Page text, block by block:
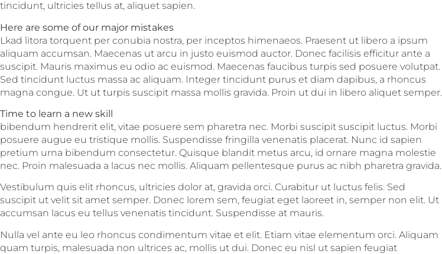
tincidunt, ultricies tellus at, aliquet sapien.
Here are some of our major mistakes
Lkad litora torquent per conubia nostra, per inceptos himenaeos. Praesent ut libero a ipsum
aliquam accumsan. Maecenas ut arcu in justo euismod auctor. Donec facilisis efficitur ante a
suscipit. Mauris maximus eu odio ac euismod. Maecenas faucibus turpis sed posuere volutpat.
Sed tincidunt luctus massa ac aliquam. Integer tincidunt purus et diam dapibus, a rhoncus
magna congue. Ut ut turpis suscipit massa mollis gravida. Proin ut dui in libero aliquet semper.
Time to learn a new skill
bibendum hendrerit elit, vitae posuere sem pharetra nec. Morbi suscipit suscipit luctus. Morbi
posuere augue eu tristique mollis. Suspendisse fringilla venenatis placerat. Nunc id sapien
pretium urna bibendum consectetur. Quisque blandit metus arcu, id ornare magna molestie
nec. Proin malesuada a lacus nec mollis. Aliquam pellentesque purus ac nibh pharetra gravida.
Vestibulum quis elit rhoncus, ultricies dolor at, gravida orci. Curabitur ut luctus felis. Sed
suscipit ut velit sit amet semper. Donec lorem sem, feugiat eget laoreet in, semper non elit. Ut
accumsan lacus eu tellus venenatis tincidunt. Suspendisse at mauris.
Nulla vel ante eu leo rhoncus condimentum vitae et elit. Etiam vitae elementum orci. Aliquam
quam turpis, malesuada non ultrices ac, mollis ut dui. Donec eu nisl ut sapien feugiat